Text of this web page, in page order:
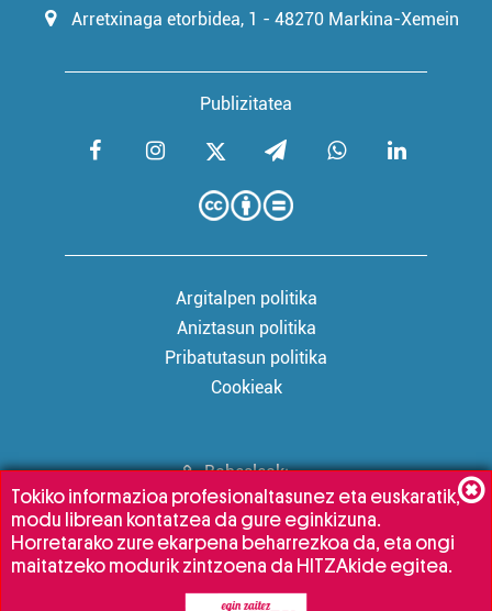
Arretxinaga etorbidea, 1 - 48270 Markina-Xemein
Publizitatea
Argitalpen politika
Aniztasun politika
Pribatutasun politika
Cookieak
Babesleak:
Tokiko informazioa profesionaltasunez eta euskaratik,
modu librean kontatzea da gure eginkizuna.
Horretarako zure ekarpena beharrezkoa da, eta ongi
maitatzeko modurik zintzoena da HITZAkide egitea.